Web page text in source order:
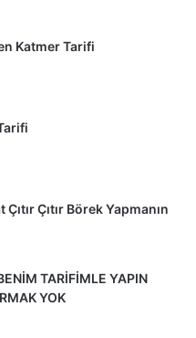
Katmer Tarifi
Çıtır Börek Yapmanın
TARİFİMLE YAPIN
YOK